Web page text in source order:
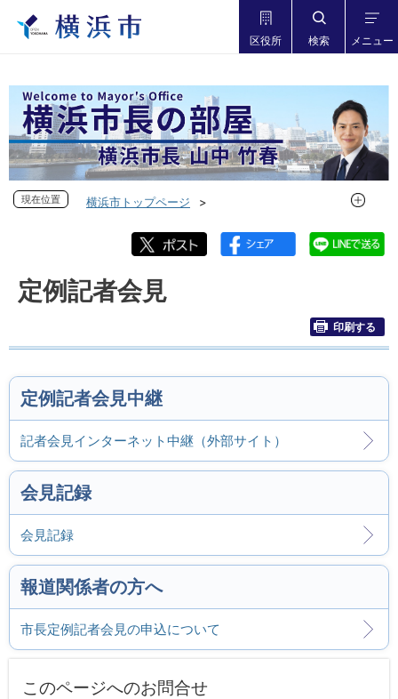
区役所 検索 メニュー
現在位置
横浜市トップページ
現在位
定例記者会見
印刷する
定例記者会見中継
記者会見インターネット中継（外部サイト）
会見記録
会見記録
報道関係者の方へ
市長定例記者会見の申込について
このページへのお問合せ